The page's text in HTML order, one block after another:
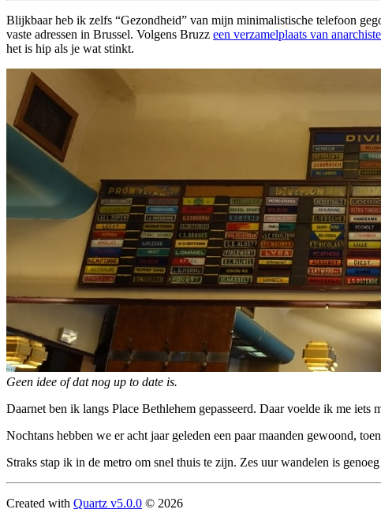
Blijkbaar heb ik zelfs “Gezondheid” van mijn minimalistische telefoon
vaste adressen in Brussel. Volgens Bruzz een verzamelplaats van
het is hip als je wat stinkt.
Geen idee of dat nog up to date is.
Daarnet ben ik langs Place Bethlehem gepasseerd. Daar voelde ik me
Nochtans hebben we er acht jaar geleden een paar maanden gewoond,
Straks stap ik in de metro om snel thuis te zijn. Zes uur wandelen is genoeg
Created with Quartz v5.0.0 © 2026